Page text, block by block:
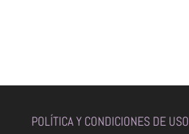
POLÍTICA Y CONDICIONES DE USO